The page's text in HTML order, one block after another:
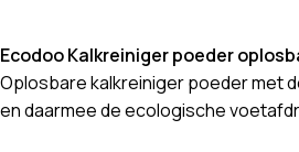
Ecodoo Kalkreiniger poeder
Oplosbare kalkreiniger poeder met
en daarmee de ecologische